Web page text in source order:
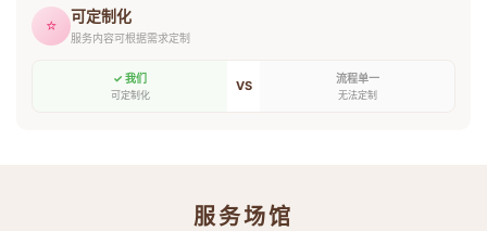
⭐ 可定制化
服务内容可根据需求定制
✓ 我们
可定制化
VS 流程单一
无法定制
服务场馆